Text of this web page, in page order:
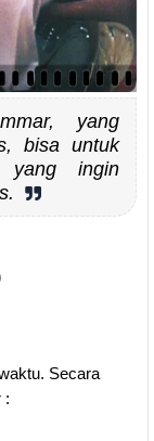
yang
bisa untuk
yang ingin
Secara
: